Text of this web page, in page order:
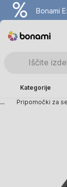
Bonami
Kategorije
...
Pripomočki za